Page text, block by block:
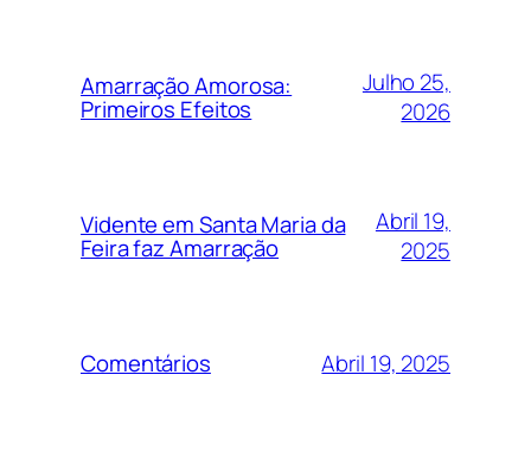
Amarração Amorosa:
Primeiros Efeitos
Julho 25,
2026
Vidente em Santa Maria da
Feira faz Amarração
Abril 19,
2025
Comentários Abril 19, 2025